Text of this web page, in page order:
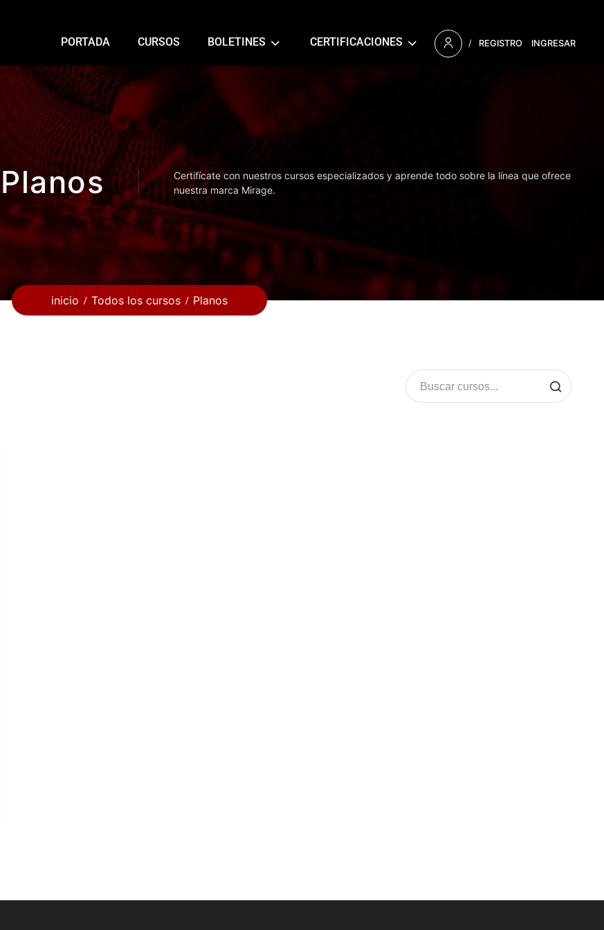
PORTADA CURSOS BOLETINES CERTIFICACIONES / REGISTRO INGRESAR
Planos
Certifícate con nuestros cursos especializados y aprende todo sobre la línea que ofrece
nuestra marca Mirage.
inicio Todos los cursos Planos